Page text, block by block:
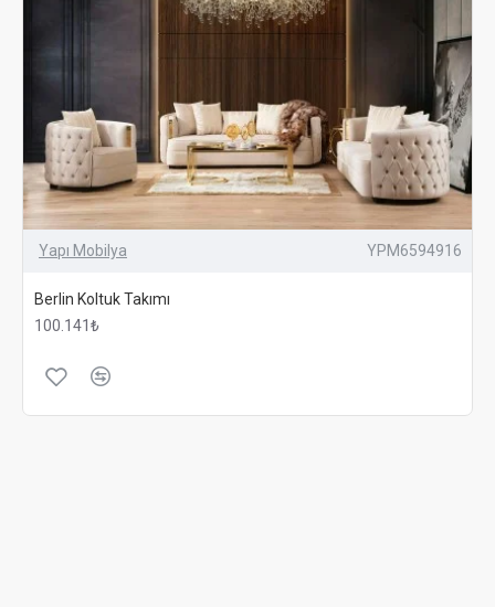
Yapı Mobilya YPM6594916
Berlin Koltuk Takımı
100.141₺